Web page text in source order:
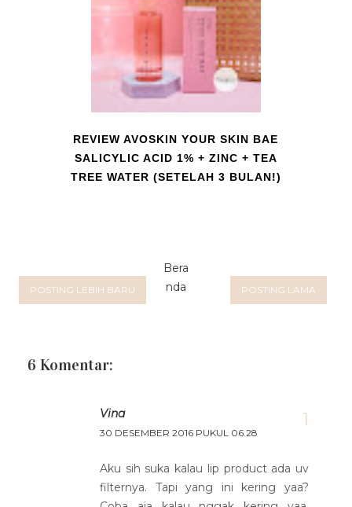
REVIEW AVOSKIN YOUR SKIN BAE
SALICYLIC ACID 1% + ZINC + TEA
TREE WATER (SETELAH 3 BULAN!)
POSTING LEBIH BARU POSTING LAMA
Bera
nda
6 Komentar:
Vina
30 DESEMBER 2016 PUKUL 06.28
Aku sih suka kalau lip product ada uv
filternya. Tapi yang ini kering yaa?